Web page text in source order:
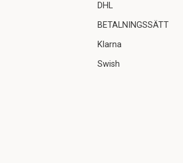
DHL
BETALNINGSSÄTT
Klarna
Swish